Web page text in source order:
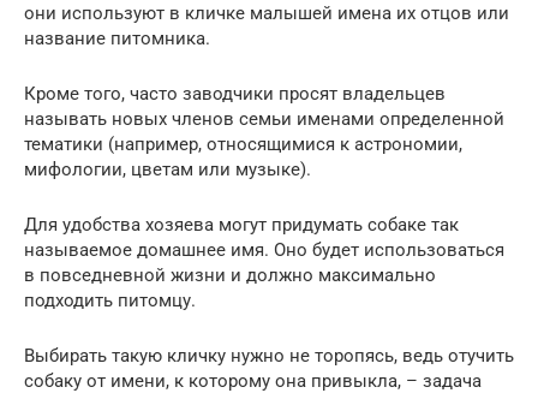
они используют в кличке малышей имена их отцов или
название питомника.
Кроме того, часто заводчики просят владельцев
называть новых членов семьи именами определенной
тематики (например, относящимися к астрономии,
мифологии, цветам или музыке).
Для удобства хозяева могут придумать собаке так
называемое домашнее имя. Оно будет использоваться
в повседневной жизни и должно максимально
подходить питомцу.
Выбирать такую кличку нужно не торопясь, ведь отучить
собаку от имени, к которому она привыкла, – задача